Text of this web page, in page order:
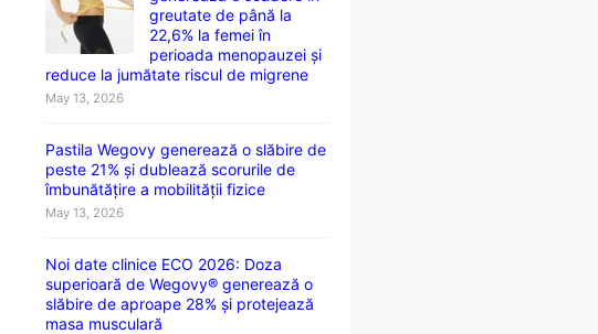
greutate de până la
22,6% la femei în
perioada menopauzei și
reduce la jumătate riscul de migrene
May 13, 2026
Pastila Wegovy generează o slăbire de
peste 21% și dublează scorurile de
îmbunătățire a mobilității fizice
May 13, 2026
Noi date clinice ECO 2026: Doza
superioară de Wegovy® generează o
slăbire de aproape 28% și protejează
masa musculară